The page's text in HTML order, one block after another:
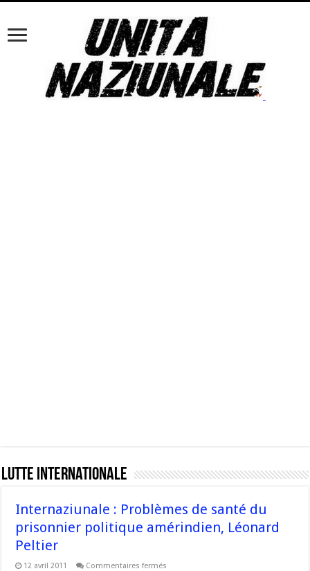
Lutte Internationale
Internaziunale : Problèmes de santé du
prisonnier politique amérindien, Léonard
Peltier
12 avril 2011 Commentaires fermés